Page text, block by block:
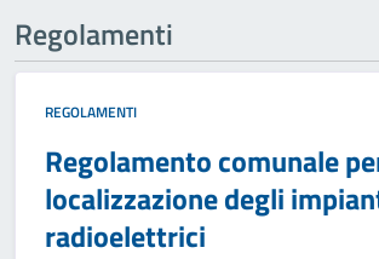
Regolamenti
REGOLAMENTI
Regolamento comunale
localizzazione degli
radioelettrici